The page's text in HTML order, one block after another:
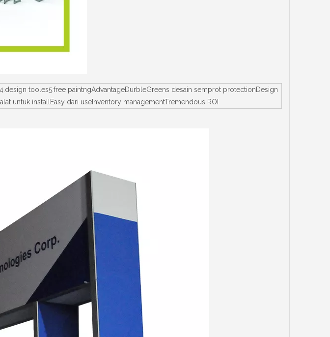
tooles5.free paintngAdvantageDurbleGreens desain semprot protectionDesign
untuk installEasy dari useInventory managementTremendous ROI